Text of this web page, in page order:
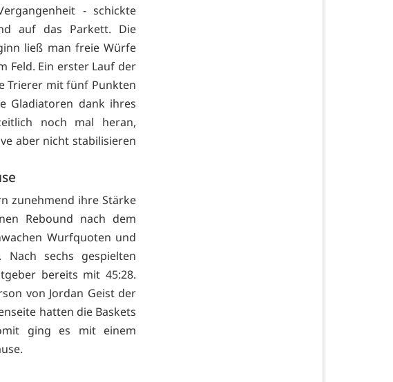
- schickte
auf das Parkett. Die
ließ man freie Würfe
Feld. Ein erster Lauf der
Trierer mit fünf Punkten
Gladiatoren dank ihres
noch mal heran,
aber nicht stabilisieren
zunehmend ihre Stärke
Rebound nach dem
Wurfquoten und
sechs gespielten
bereits mit 45:28.
von Jordan Geist der
hatten die Baskets
ging es mit einem